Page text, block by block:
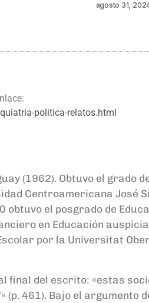
agosto 31,
politica-relatos.html
(1962). Obtuvo el
Centroamericana José
obtuvo el posgrado de
en Educación
por la Universitat
del escrito: «estas
(p. 461). Bajo el